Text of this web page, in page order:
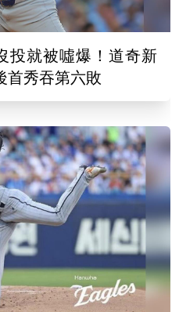
投就被噓爆！道奇新
秀吞第六敗